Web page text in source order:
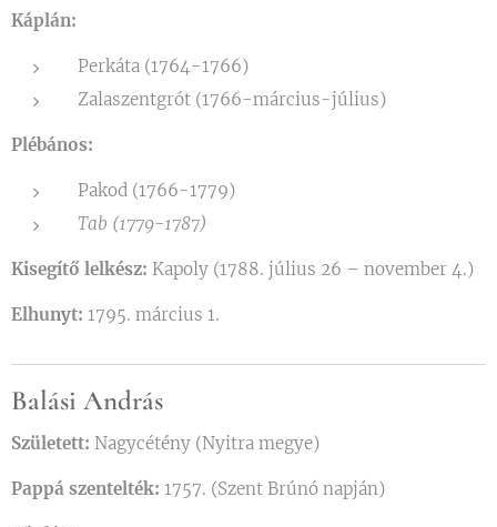
Káplán:
Perkáta (1764-1766)
Zalaszentgrót (1766-március-július)
Plébános:
Pakod (1766-1779)
Tab (1779-1787)
Kisegítő lelkész: Kapoly (1788. július 26 – november 4.)
Elhunyt: 1795. március 1.
Balási András
Született: Nagycétény (Nyitra megye)
Pappá szentelték: 1757. (Szent Brúnó napján)